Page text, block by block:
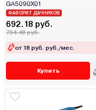
GA5090X01
ФАВОРИТ ДАЧНИКОВ
692.18 руб.
754.48 руб.
от 18 руб. руб./мес.
Купить